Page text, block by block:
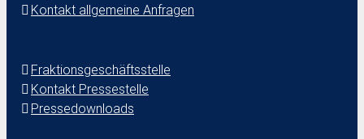
Kontakt allgemeine Anfragen
Fraktionsgeschäftsstelle
Kontakt Pressestelle
Pressedownloads